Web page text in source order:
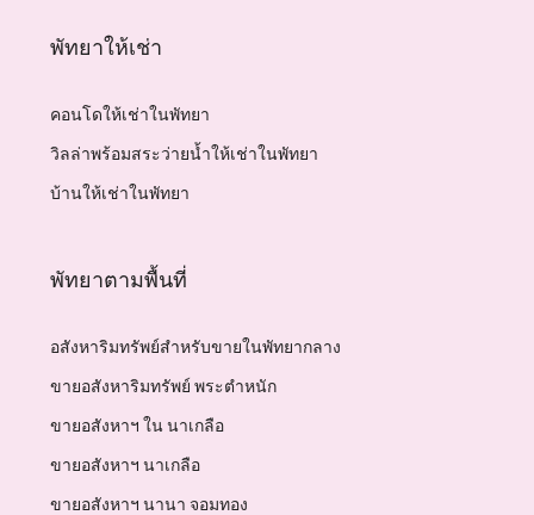
พัทยาให้เช่า
คอนโดให้เช่าในพัทยา
วิลล่าพร้อมสระว่ายน้ำให้เช่าในพัทยา
บ้านให้เช่าในพัทยา
พัทยาตามพื้นที่
อสังหาริมทรัพย์สำหรับขายในพัทยากลาง
ขายอสังหาริมทรัพย์ พระตำหนัก
ขายอสังหาฯ ใน นาเกลือ
ขายอสังหาฯ นาเกลือ
ขายอสังหาฯ นานา จอมทอง